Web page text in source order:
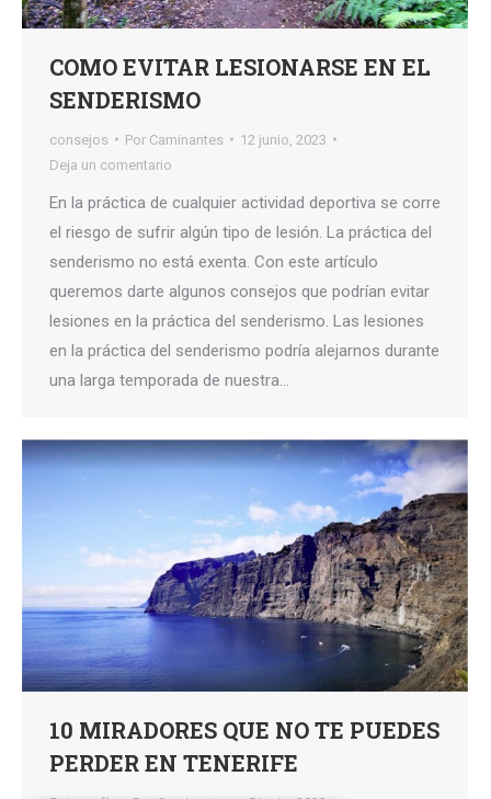
COMO EVITAR LESIONARSE EN EL
SENDERISMO
consejos Por Caminantes
12 junio, 2023
Deja un comentario
En la práctica de cualquier actividad deportiva se corre
el riesgo de sufrir algún tipo de lesión. La práctica del
senderismo no está exenta. Con este artículo
queremos darte algunos consejos que podrían evitar
lesiones en la práctica del senderismo. Las lesiones
en la práctica del senderismo podría alejarnos durante
una larga temporada de nuestra…
10 MIRADORES QUE NO TE PUEDES
PERDER EN TENERIFE